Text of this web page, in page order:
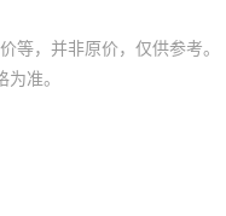
等，并非原价，仅供参考。
准。